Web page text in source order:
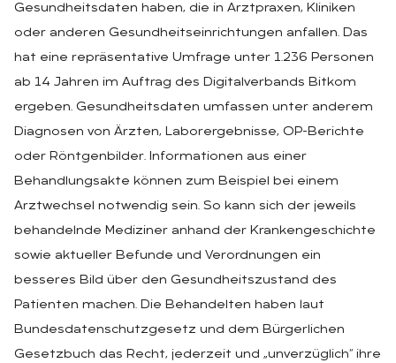
Gesundheitsdaten haben, die in Arztpraxen, Kliniken
oder anderen Gesundheitseinrichtungen anfallen. Das
hat eine repräsentative Umfrage unter 1.236 Personen
ab 14 Jahren im Auftrag des Digitalverbands Bitkom
ergeben. Gesundheitsdaten umfassen unter anderem
Diagnosen von Ärzten, Laborergebnisse, OP-Berichte
oder Röntgenbilder. Informationen aus einer
Behandlungsakte können zum Beispiel bei einem
Arztwechsel notwendig sein. So kann sich der jeweils
behandelnde Mediziner anhand der Krankengeschichte
sowie aktueller Befunde und Verordnungen ein
besseres Bild über den Gesundheitszustand des
Patienten machen. Die Behandelten haben laut
Bundesdatenschutzgesetz und dem Bürgerlichen
Gesetzbuch das Recht, jederzeit und „unverzüglich“ ihre